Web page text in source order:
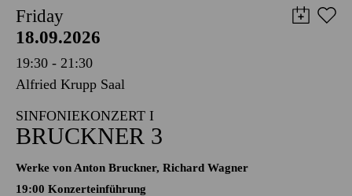
Friday
18.09.2026
19:30 - 21:30
Alfried Krupp Saal
SINFONIEKONZERT I
BRUCKNER 3
Werke von Anton Bruckner, Richard Wagner
19:00 Konzerteinführung